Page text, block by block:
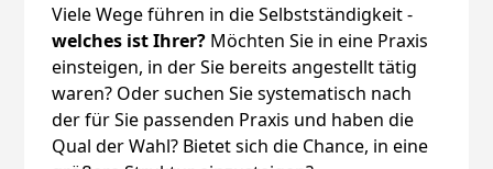
Viele Wege führen in die Selbstständigkeit -
welches ist Ihrer? Möchten Sie in eine Praxis
einsteigen, in der Sie bereits angestellt tätig
waren? Oder suchen Sie systematisch nach
der für Sie passenden Praxis und haben die
Qual der Wahl? Bietet sich die Chance, in eine